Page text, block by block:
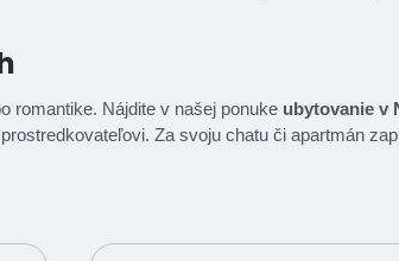
romantike. Nájdite v našej ponuke ubytovanie v
Za svoju chatu či apartmán